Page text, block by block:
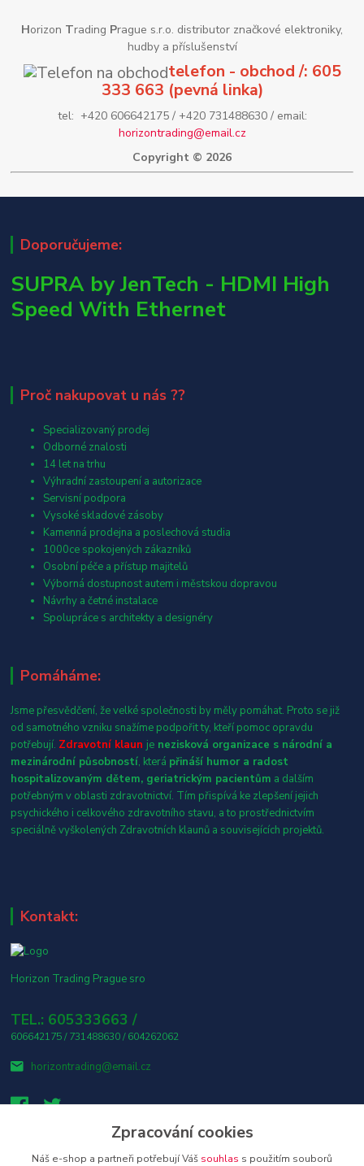
Horizon Trading Prague s.r.o. distributor značkové elektroniky,
hudby a příslušenství
telefon - obchod /: 605
333 663 (pevná linka)
tel: +420 606642175 / +420 731488630 / email:
horizontrading@email.cz
Copyright © 2026
Doporučujeme:
SUPRA by JenTech - HDMI High
Speed With Ethernet
Proč nakupovat u nás ??
Specializovaný prodej
Odborné znalosti
14 let na trhu
Výhradní zastoupení a autorizace
Servisní podpora
Vysoké skladové zásoby
Kamenná prodejna a poslechová studia
1000ce spokojených zákazníků
Osobní péče a přístup majitelů
Výborná dostupnost autem i městskou dopravou
Návrhy a četné instalace
Spolupráce s architekty a designéry
Pomáháme:
Jsme přesvědčení, že velké společnosti by měly pomáhat. Proto se již
od samotného vzniku snažíme podpořit ty, kteří pomoc opravdu
potřebují. Zdravotní klaun je nezisková organizace s národní a
mezinárodní působností, která přináší humor a radost
hospitalizovaným dětem, geriatrickým pacientům a dalším
potřebným v oblasti zdravotnictví. Tím přispívá ke zlepšení jejich
psychického i celkového zdravotního stavu, a to prostřednictvím
speciálně vyškolených Zdravotních klaunů a souvisejících projektů.
Kontakt:
Horizon Trading Prague sro
TEL.: 605333663 /
606642175 / 731488630 / 604262062
horizontrading@email.cz
Zpracování cookies
Náš e-shop a partneři potřebují Váš souhlas s použitím souborů